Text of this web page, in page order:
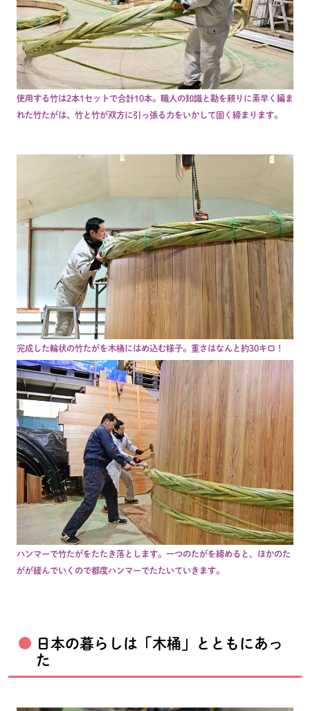
使用する竹は2本1セットで合計10本。職人の知識と勘を頼りに素早く編ま
れた竹たがは、竹と竹が双方に引っ張る力をいかして固く締まります。
完成した輪状の竹たがを木桶にはめ込む様子。重さはなんと約30キロ！
ハンマーで竹たがをたたき落とします。一つのたがを締めると、ほかのた
がが緩んでいくので都度ハンマーでたたいていきます。
日本の暮らしは「木桶」とともにあっ
た